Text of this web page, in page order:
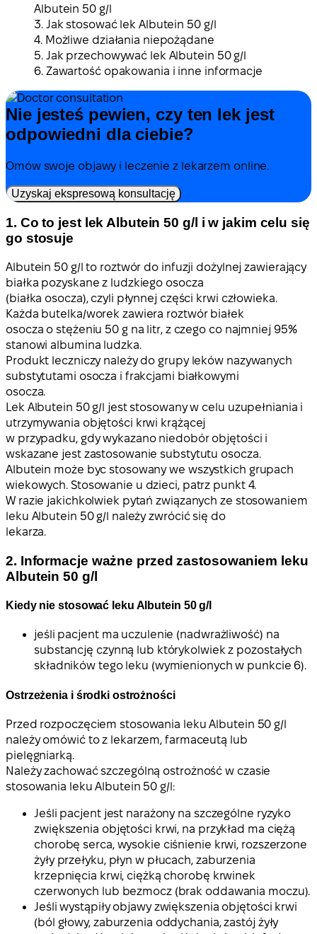
Albutein 50 g/l
3. Jak stosować lek Albutein 50 g/l
4. Możliwe działania niepożądane
5. Jak przechowywać lek Albutein 50 g/l
6. Zawartość opakowania i inne informacje
Nie jesteś pewien, czy ten lek jest
odpowiedni dla ciebie?
Omów swoje objawy i leczenie z lekarzem online.
Uzyskaj ekspresową konsultację
1. Co to jest lek Albutein 50 g/l i w jakim celu się
go stosuje
Albutein 50 g/l to roztwór do infuzji dożylnej zawierający
białka pozyskane z ludzkiego osocza
(białka osocza), czyli płynnej części krwi człowieka.
Każda butelka/worek zawiera roztwór białek
osocza o stężeniu 50 g na litr, z czego co najmniej 95%
stanowi albumina ludzka.
Produkt leczniczy należy do grupy leków nazywanych
substytutami osocza i frakcjami białkowymi
osocza.
Lek Albutein 50 g/l jest stosowany w celu uzupełniania i
utrzymywania objętości krwi krążącej
w przypadku, gdy wykazano niedobór objętości i
wskazane jest zastosowanie substytutu osocza.
Albutein może byc stosowany we wszystkich grupach
wiekowych. Stosowanie u dzieci, patrz punkt 4.
W razie jakichkolwiek pytań związanych ze stosowaniem
leku Albutein 50 g/l należy zwrócić się do
lekarza.
2. Informacje ważne przed zastosowaniem leku
Albutein 50 g/l
Kiedy nie stosować leku Albutein 50 g/l
jeśli pacjent ma uczulenie (nadwrażliwość) na
substancję czynną lub którykolwiek z pozostałych
składników tego leku (wymienionych w punkcie 6).
Ostrzeżenia i środki ostrożności
Przed rozpoczęciem stosowania leku Albutein 50 g/l
należy omówić to z lekarzem, farmaceutą lub
pielęgniarką.
Należy zachować szczególną ostrożność w czasie
stosowania leku Albutein 50 g/l:
Jeśli pacjent jest narażony na szczególne ryzyko
zwiększenia objętości krwi, na przykład ma ciężą
chorobę serca, wysokie ciśnienie krwi, rozszerzone
żyły przełyku, płyn w płucach, zaburzenia
krzepnięcia krwi, ciężką chorobę krwinek
czerwonych lub bezmocz (brak oddawania moczu).
Jeśli wystąpiły objawy zwiększenia objętości krwi
(ból głowy, zaburzenia oddychania, zastój żyły